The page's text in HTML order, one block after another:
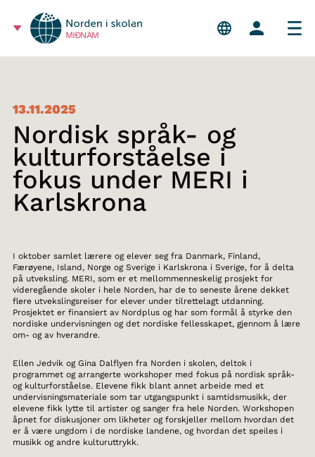
MIÐNÁM
13.11.2025
Nordisk språk- og
kulturforståelse i
fokus under MERI i
Karlskrona
I oktober samlet lærere og elever seg fra Danmark, Finland,
Færøyene, Island, Norge og Sverige i Karlskrona i Sverige, for å delta
på utveksling. MERI, som er et mellommenneskelig prosjekt for
videregående skoler i hele Norden, har de to seneste årene dekket
flere utvekslingsreiser for elever under tilrettelagt utdanning.
Prosjektet er finansiert av Nordplus og har som formål å styrke den
nordiske undervisningen og det nordiske fellesskapet, gjennom å lære
om- og av hverandre.
Ellen Jedvik og Gina Dalflyen fra Norden i skolen, deltok i
programmet og arrangerte workshoper med fokus på nordisk språk-
og kulturforståelse. Elevene fikk blant annet arbeide med et
undervisningsmateriale som tar utgangspunkt i samtidsmusikk, der
elevene fikk lytte til artister og sanger fra hele Norden. Workshopen
åpnet for diskusjoner om likheter og forskjeller mellom hvordan det
er å være ungdom i de nordiske landene, og hvordan det speiles i
musikk og andre kulturuttrykk.